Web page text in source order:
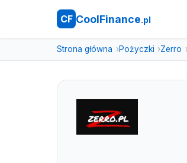
CF CoolFinance.pl
Strona główna Pożyczki Zerro